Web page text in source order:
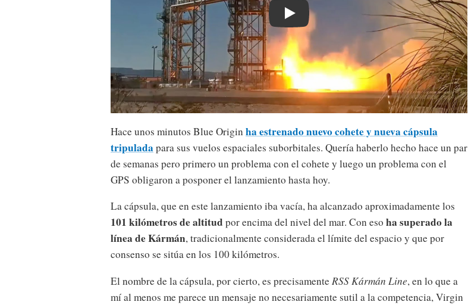
Play
Hace unos minutos Blue Originha estrenado nuevo cohete y nueva cápsula
tripulada para sus vuelos espaciales suborbitales. Quería haberlo hecho hace un par
de semanas pero primero un problema con el cohete y luego un problema con el
GPS obligaron a posponer el lanzamiento hasta hoy.
La cápsula, que en este lanzamiento iba vacía, ha alcanzado aproximadamente los
101 kilómetros de altitud por encima del nivel del mar. Con eso ha superado la
línea de Kármán, tradicionalmente considerada el límite del espacio y que por
consenso se sitúa en los 100 kilómetros.
El nombre de la cápsula, por cierto, es precisamente RSS Kármán Line, en lo que a
mí al menos me parece un mensaje no necesariamente sutil a la competencia, Virgin